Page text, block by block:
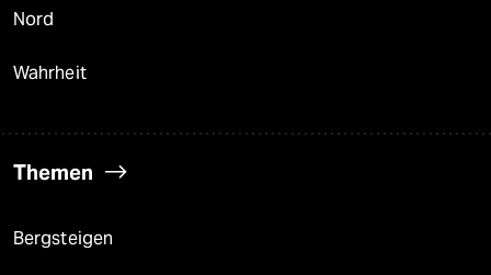
Nord
Wahrheit
Themen
Bergsteigen